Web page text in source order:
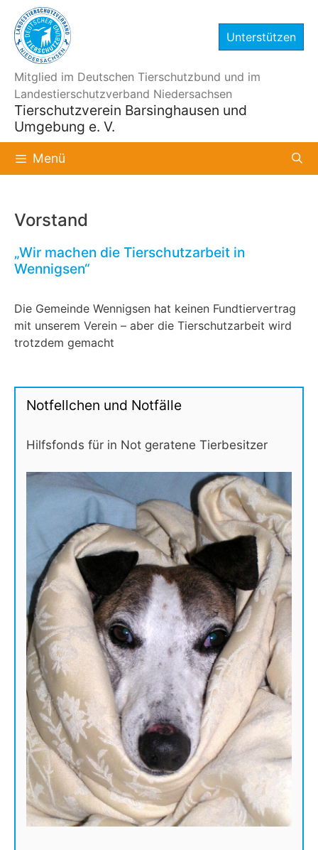
Inhalt
springen
Unterstützen
Tierschutzverein Barsinghausen und
Umgebung e. V.
Mitglied im Deutschen Tierschutzbund und im
Landestierschutzverband Niedersachsen
Menü
Vorstand
„Wir machen die Tierschutzarbeit in
Wennigsen“
Die Gemeinde Wennigsen hat keinen Fundtiervertrag
mit unserem Verein – aber die Tierschutzarbeit wird
trotzdem gemacht
Notfellchen und Notfälle
Hilfsfonds für in Not geratene Tierbesitzer